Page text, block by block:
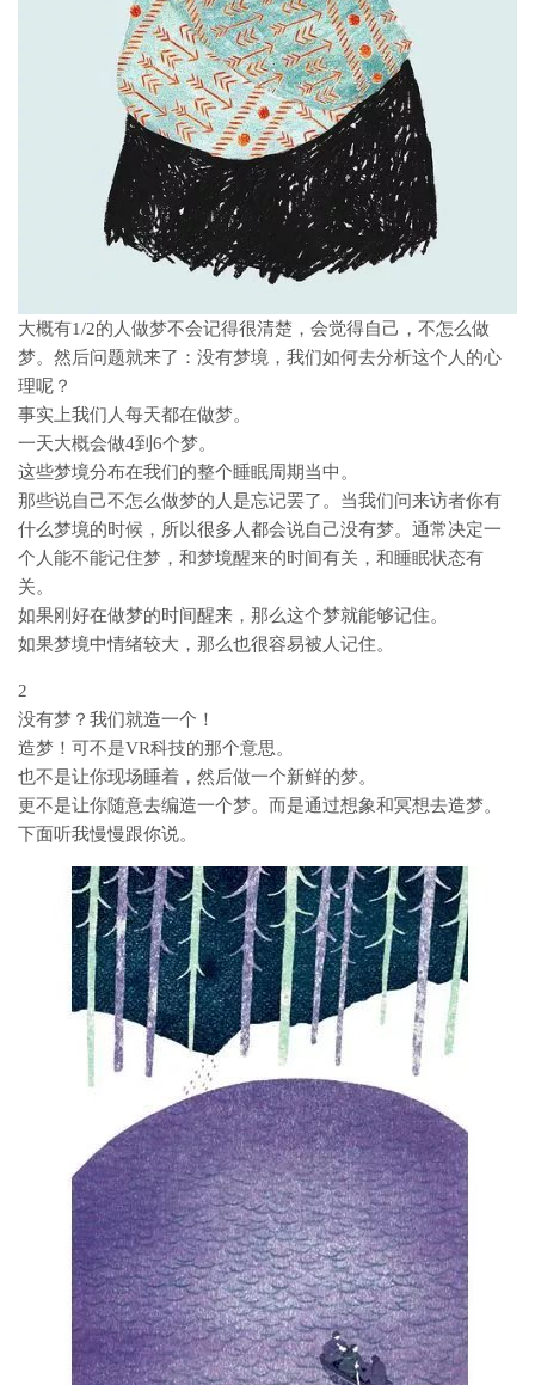
大概有1/2的人做梦不会记得很清楚，会觉得自己，不怎么做
梦。然后问题就来了：没有梦境，我们如何去分析这个人的心
理呢？
事实上我们人每天都在做梦。
一天大概会做4到6个梦。
这些梦境分布在我们的整个睡眠周期当中。
那些说自己不怎么做梦的人是忘记罢了。当我们问来访者你有
什么梦境的时候，所以很多人都会说自己没有梦。通常决定一
个人能不能记住梦，和梦境醒来的时间有关，和睡眠状态有
关。
如果刚好在做梦的时间醒来，那么这个梦就能够记住。
如果梦境中情绪较大，那么也很容易被人记住。
2
没有梦？我们就造一个！
造梦！可不是VR科技的那个意思。
也不是让你现场睡着，然后做一个新鲜的梦。
更不是让你随意去编造一个梦。而是通过想象和冥想去造梦。
下面听我慢慢跟你说。